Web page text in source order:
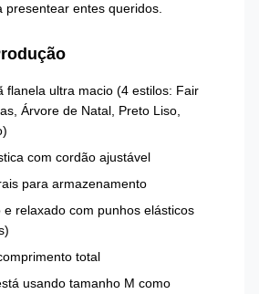
entes queridos.
flanela ultra macio (4 estilos: Fair
Árvore de Natal, Preto Liso,
com cordão ajustável
para armazenamento
e relaxado com punhos elásticos
total
usando tamanho M como